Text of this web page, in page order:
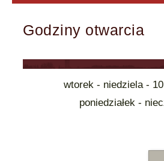
Godziny otwarcia
wtorek - niedziela -
poniedziałek -